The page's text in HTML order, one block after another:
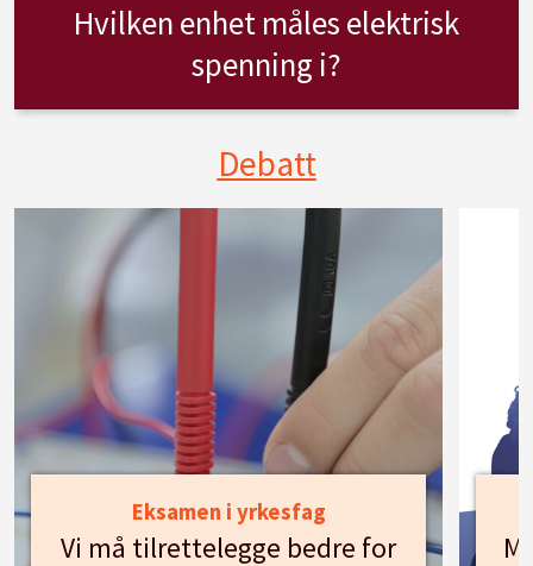
Hvilken enhet måles elektrisk
spenning i?
Debatt
Eksamen i yrkesfag
Vi må tilrettelegge bedre for